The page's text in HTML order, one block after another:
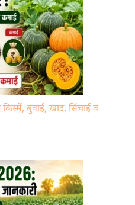
बुवाई, खाद, सिंचाई व